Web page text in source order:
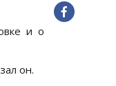
и о
он.